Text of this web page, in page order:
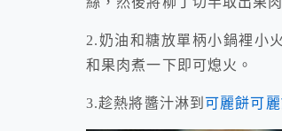
2.奶油和糖放單柄小鍋裡小
和果肉煮一下即可熄火。
3.趁熱將醬汁淋到可麗餅可